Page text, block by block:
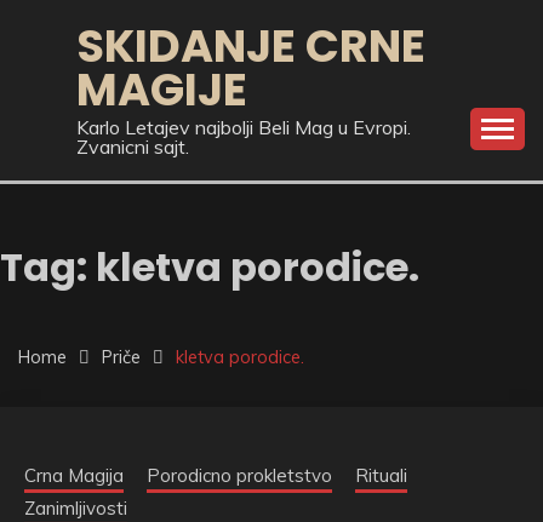
SKIDANJE CRNE
MAGIJE
Karlo Letajev najbolji Beli Mag u Evropi.
Zvanicni sajt.
Tag: kletva porodice.
Home Priče kletva porodice.
Crna Magija Porodicno prokletstvo
Rituali
Zanimljivosti